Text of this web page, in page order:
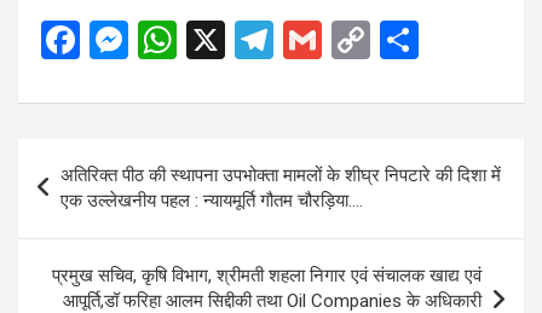
F
ce
b
o
o
k
M
se
n
g
er
W
at
A
p
p
X
T
e
a
m
G
ail
C
py
Li
n
k
ar
e
navigation
अतिरिक्त पीठ की स्थापना उपभोक्ता मामलों के शीघ्र निपटारे की दिशा में
एक उल्लेखनीय पहल : न्यायमूर्ति गौतम चौरड़िया….
प्रमुख सचिव, कृषि विभाग, श्रीमती शहला निगार एवं संचालक खाद्य एवं
आपूर्ति,डॉ फरिहा आलम सिद्दीकी तथा Oil Companies के अधिकारी